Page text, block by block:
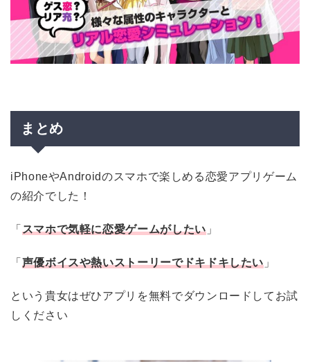
まとめ
iPhoneやAndroidのスマホで楽しめる恋愛アプリゲーム
の紹介でした！
「 スマホで気軽に恋愛ゲームがしたい」
「 声優ボイスや熱いストーリーでドキドキしたい 」
という貴女はぜひアプリを無料でダウンロードしてお試
しください